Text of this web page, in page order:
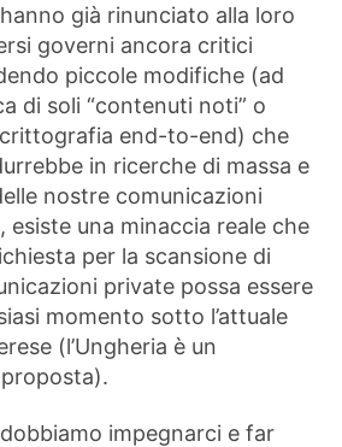
già rinunciato alla loro
governi ancora critici
piccole modifiche (ad
di soli “contenuti noti” o
crittografia end-to-end) che
in ricerche di massa e
nostre comunicazioni
una minaccia reale che
per la scansione di
private possa essere
momento sotto l’attuale
(l’Ungheria è un
impegnarci e far